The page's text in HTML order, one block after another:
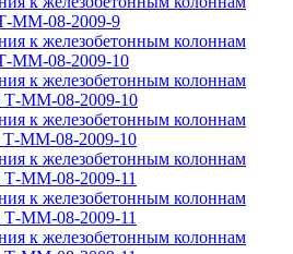
ММ-08-2009-9
к железобетонным колоннам
ММ-08-2009-10
к железобетонным колоннам
ММ-08-2009-10
к железобетонным колоннам
ММ-08-2009-10
к железобетонным колоннам
ММ-08-2009-11
к железобетонным колоннам
ММ-08-2009-11
к железобетонным колоннам